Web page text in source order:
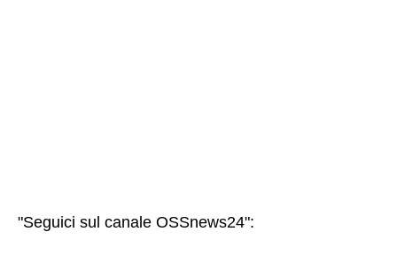
"Seguici sul canale OSSnews24":